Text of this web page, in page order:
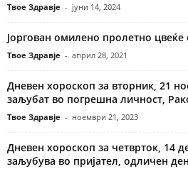
Твое Здравје - јуни 14, 2024
Јоргован омилено пролетно
Твое Здравје - април 28, 2021
Дневен хороскоп за вторник, 21
заљубат во погрешна личност,
Твое Здравје - ноември 21, 2023
Дневен хороскоп за четврток, 14
заљубува во пријател, одличен